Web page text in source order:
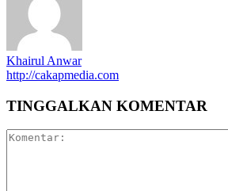
Khairul Anwar
http://cakapmedia.com
TINGGALKAN KOMENTAR